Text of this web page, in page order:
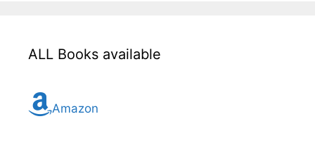
ALL Books available
Amazon